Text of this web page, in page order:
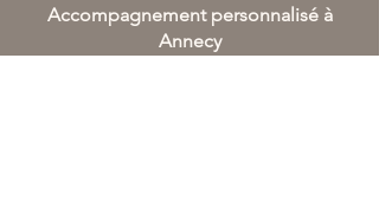
Accompagnement personnalisé à
Annecy